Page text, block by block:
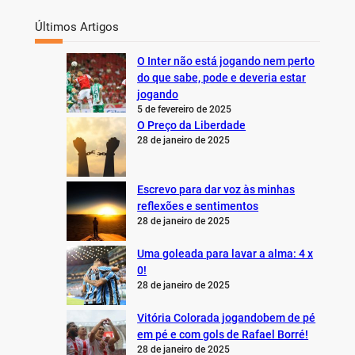
Últimos Artigos
O Inter não está jogando nem perto
do que sabe, pode e deveria estar
jogando
5 de fevereiro de 2025
O Preço da Liberdade
28 de janeiro de 2025
Escrevo para dar voz às minhas
reflexões e sentimentos
28 de janeiro de 2025
Uma goleada para lavar a alma: 4 x
0!
28 de janeiro de 2025
Vitória Colorada jogandobem de pé
em pé e com gols de Rafael Borré!
28 de janeiro de 2025